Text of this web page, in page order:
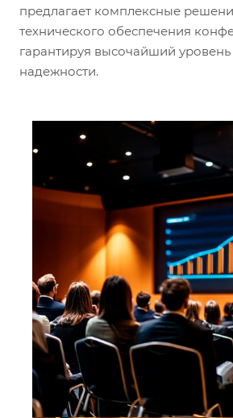
предлагает комплексные
технического обеспечения
гарантируя высочайший уровень
надежности.